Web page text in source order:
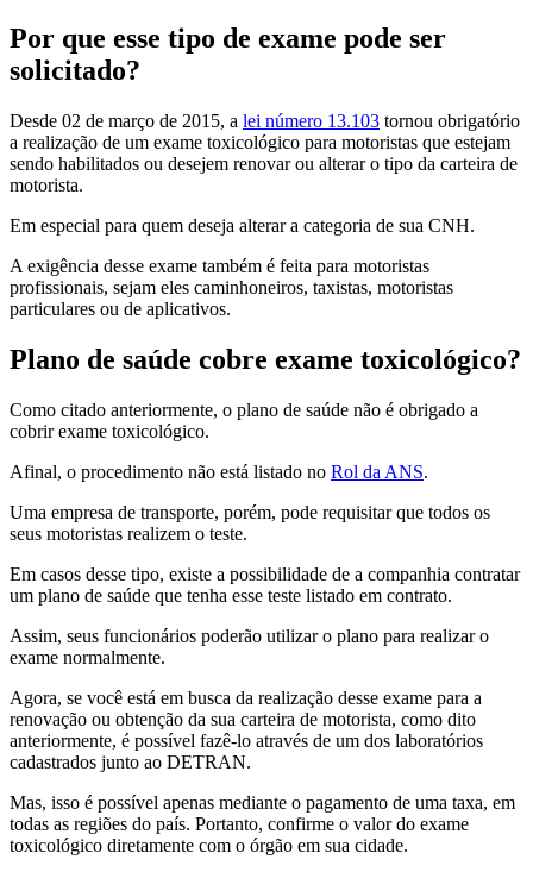
Por que esse tipo de exame pode ser
solicitado?
Desde 02 de março de 2015, a lei número 13.103 tornou obrigatório
a realização de um exame toxicológico para motoristas que estejam
sendo habilitados ou desejem renovar ou alterar o tipo da carteira de
motorista.
Em especial para quem deseja alterar a categoria de sua CNH.
A exigência desse exame também é feita para motoristas
profissionais, sejam eles caminhoneiros, taxistas, motoristas
particulares ou de aplicativos.
Plano de saúde cobre exame toxicológico?
Como citado anteriormente, o plano de saúde não é obrigado a
cobrir exame toxicológico.
Afinal, o procedimento não está listado no Rol da ANS.
Uma empresa de transporte, porém, pode requisitar que todos os
seus motoristas realizem o teste.
Em casos desse tipo, existe a possibilidade de a companhia contratar
um plano de saúde que tenha esse teste listado em contrato.
Assim, seus funcionários poderão utilizar o plano para realizar o
exame normalmente.
Agora, se você está em busca da realização desse exame para a
renovação ou obtenção da sua carteira de motorista, como dito
anteriormente, é possível fazê-lo através de um dos laboratórios
cadastrados junto ao DETRAN.
Mas, isso é possível apenas mediante o pagamento de uma taxa, em
todas as regiões do país. Portanto, confirme o valor do exame
toxicológico diretamente com o órgão em sua cidade.